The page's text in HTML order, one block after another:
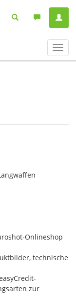
ein-/
Onlineshop
technische
zur